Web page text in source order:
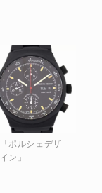
「ポルシェデザ
イン」